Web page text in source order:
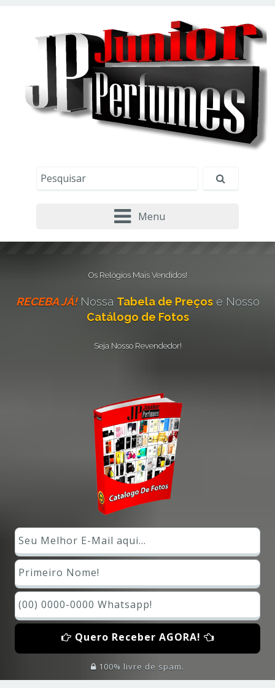
Menu
Os Relógios Mais Vendidos!
RECEBA JÁ!Nossa Tabela de Preçose Nosso
Catálogo de Fotos
Seja Nosso Revendedor!
Quero Receber AGORA!
100% livre de spam.
para lembrar e entender como você usa nosso
site, analisar seu uso de nossos produtos e
serviços, ajudar com nossos esforços de
marketing e fornecer conteúdo de terceiros. Leia
Política de Cookies e Privacidade
Eu aceito